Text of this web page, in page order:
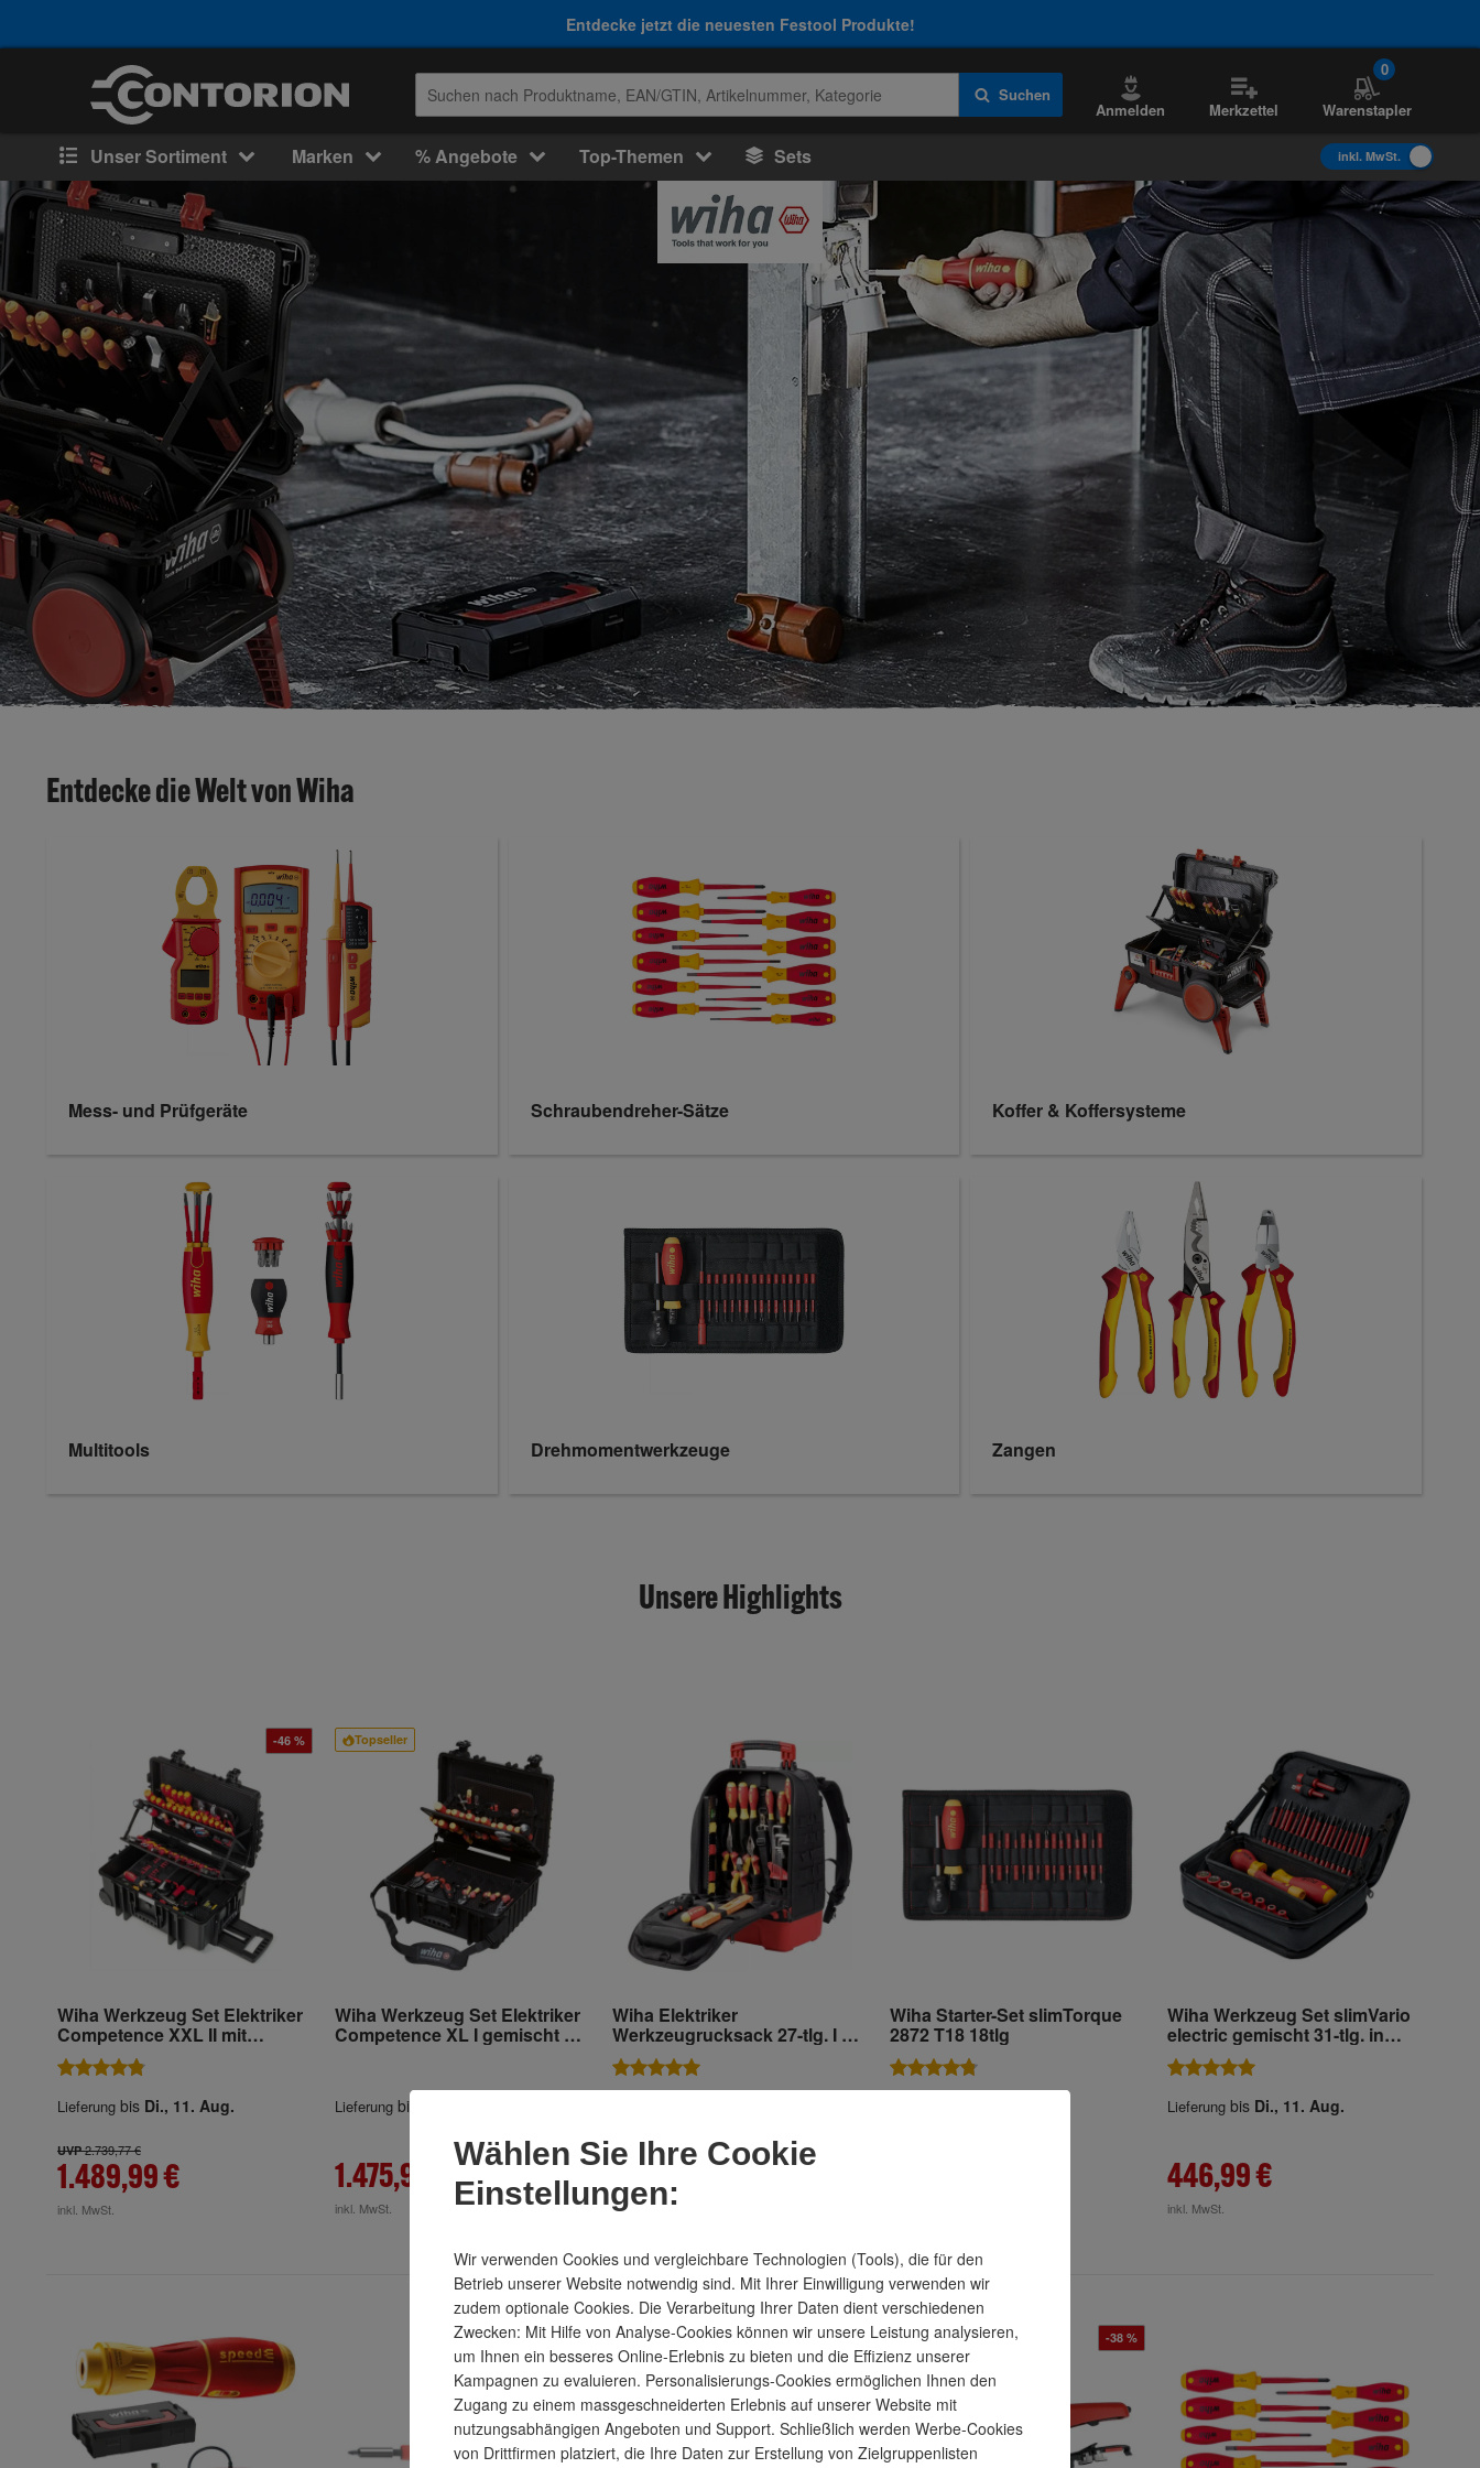
Entdecke jetzt die neuesten Festool Produkte!
Suchen
Anmelden Merkzettel
0
Warenstapler
Unser Sortiment Marken % Angebote Top-Themen Sets inkl. MwSt.
Entdecke die Welt von Wiha
Mess- und Prüfgeräte Schraubendreher-Sätze Koffer & Koffersysteme
Multitools Drehmomentwerkzeuge Zangen
Unsere Highlights
-46 %
Wiha Werkzeug Set Elektriker
Competence XXL II mit
integriertem Fahrgestell, 115-
tlg. in Koffer
Lieferung bis Di., 11. Aug.
UVP2.739,77 €
1.489,99 €
inkl. MwSt.
Topseller
Wiha Werkzeug Set Elektriker
Competence XL I gemischt 81-
Lieferung bis
1.475,99 €
inkl. MwSt.
Wiha Elektriker
Werkzeugrucksack 27-tlg. I mit
Elektriker Grundausstattung I
stabiler Standboden I mit
Laptopfach I Taschen für
588,99 €
inkl. MwSt.
Wiha Starter-Set slimTorque
2872 T18 18tlg
Wiha Werkzeug Set slimVario
electric gemischt 31-tlg. in
Funktionstasche
Lieferung bis Di., 11. Aug.
446,99 €
inkl. MwSt.
-36 % -38 %
Wählen Sie Ihre Cookie
Einstellungen:
Wir verwenden Cookies und vergleichbare Technologien (Tools), die für den
Betrieb unserer Website notwendig sind. Mit Ihrer Einwilligung verwenden wir
zudem optionale Cookies. Die Verarbeitung Ihrer Daten dient verschiedenen
Zwecken: Mit Hilfe von Analyse-Cookies können wir unsere Leistung analysieren,
um Ihnen ein besseres Online-Erlebnis zu bieten und die Effizienz unserer
Kampagnen zu evaluieren. Personalisierungs-Cookies ermöglichen Ihnen den
Zugang zu einem massgeschneiderten Erlebnis auf unserer Website mit
nutzungsabhängigen Angeboten und Support. Schließlich werden Werbe-Cookies
von Drittfirmen platziert, die Ihre Daten zur Erstellung von Zielgruppenlisten